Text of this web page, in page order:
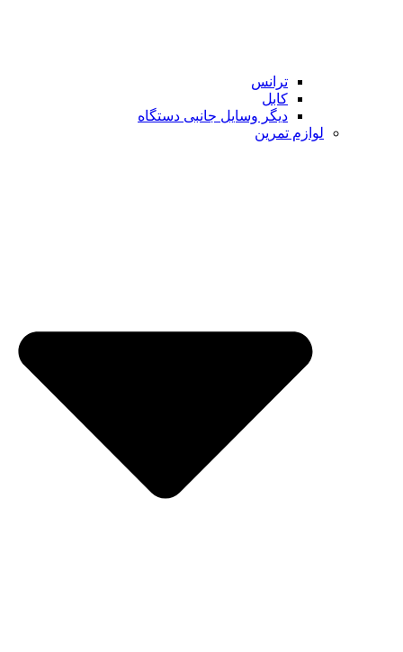
ترانس
کابل
دیگر وسایل جانبی دستگاه
لوازم تمرین